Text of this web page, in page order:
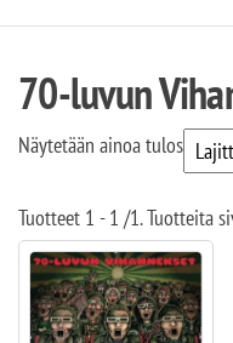
70-luvun
Näytetään ainoa tulos
Tuotteet 1 - 1 /1. Tuotteita